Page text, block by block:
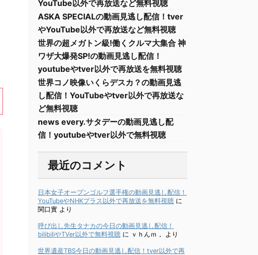
YouTube以外で再放送など無料視聴
ASKA SPECIALの動画見逃し配信！tver
やYouTube以外で再放送など無料視聴
世界の超メガトン級!働くクルマ大集合 神
ワザ大爆発SP!の動画見逃し配信！
youtubeやtver以外で再放送を無料視聴
世界コノ映像いくらデスカ？の動画見逃
し配信！YouTubeやtver以外で再放送な
ど無料視聴
news every.サタデーの動画見逃し配
信！youtubeやtver以外で無料視聴
最近のコメント
日本女子オープンゴルフ選手権の動画見逃し配信！
YouTubeやNHKプラス以外で再放送を無料視聴 に
関口實 より
呼び出し先生タナカの今日の動画見逃し配信！
bilibiliやTVer以外で無料視聴 に ｖｈんｍ， より
世界遺産TBS今日の動画見逃し配信！tver以外で再